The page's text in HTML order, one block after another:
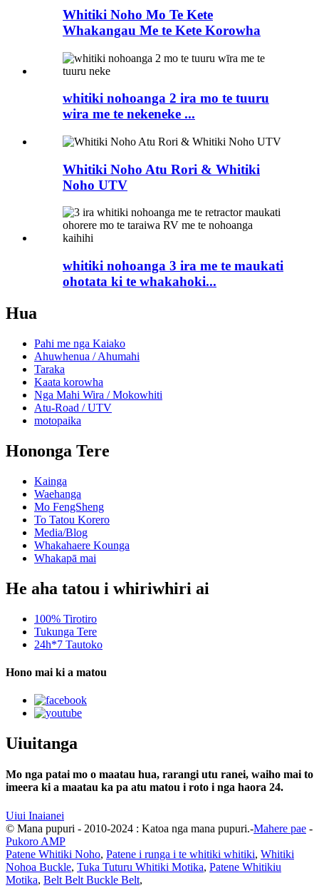
Whitiki Noho Mo Te Kete
Whakangau Me te Kete Korowha
whitiki nohoanga 2 ira mo te tuuru
wira me te nekeneke ...
Whitiki Noho Atu Rori & Whitiki
Noho UTV
whitiki nohoanga 3 ira me te maukati
ohotata ki te whakahoki...
Hua
Pahi me nga Kaiako
Ahuwhenua / Ahumahi
Taraka
Kaata korowha
Nga Mahi Wira / Mokowhiti
Atu-Road / UTV
motopaika
Hononga Tere
Kainga
Waehanga
Mo FengSheng
To Tatou Korero
Media/Blog
Whakahaere Kounga
Whakapā mai
He aha tatou i whiriwhiri ai
100% Tirotiro
Tukunga Tere
24h*7 Tautoko
Hono mai ki a matou
Uiuitanga
Mo nga patai mo o maatau hua, rarangi utu ranei, waiho mai to
imeera ki a maatau ka pa atu matou i roto i nga haora 24.
Uiui Inaianei
© Mana pupuri - 2010-2024 : Katoa nga mana pupuri.-Mahere pae -
Pukoro AMP
Patene Whitiki Noho, Patene i runga i te whitiki whitiki, Whitiki
Nohoa Buckle, Tuka Tuturu Whitiki Motika, Patene Whitikiu
Motika, Belt Belt Buckle Belt,